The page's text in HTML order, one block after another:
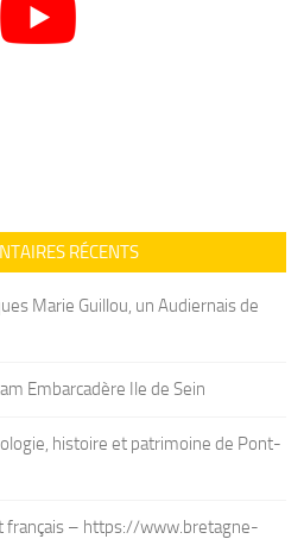
RÉCENTS
Marie Guillou, un Audiernais de
Embarcadère Ile de Sein
histoire et patrimoine de Pont-
français – https://www.bretagne-